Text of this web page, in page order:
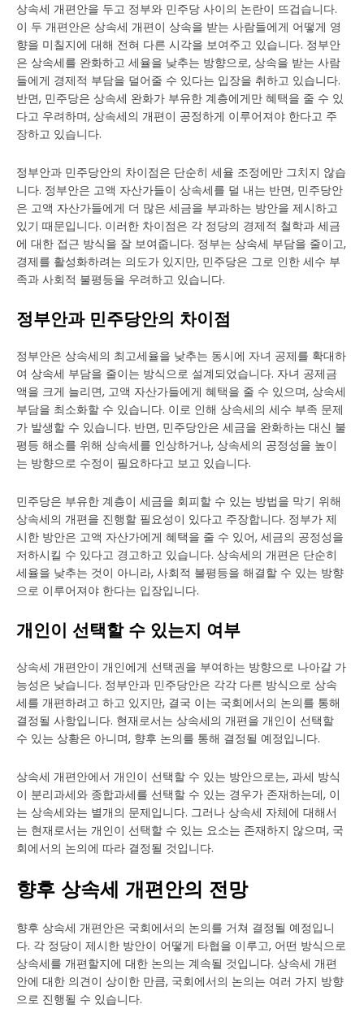
상속세 개편안을 두고 정부와 민주당 사이의 논란이 뜨겁습니다.
이 두 개편안은 상속세 개편이 상속을 받는 사람들에게 어떻게 영
향을 미칠지에 대해 전혀 다른 시각을 보여주고 있습니다. 정부안
은 상속세를 완화하고 세율을 낮추는 방향으로, 상속을 받는 사람
들에게 경제적 부담을 덜어줄 수 있다는 입장을 취하고 있습니다.
반면, 민주당은 상속세 완화가 부유한 계층에게만 혜택을 줄 수 있
다고 우려하며, 상속세의 개편이 공정하게 이루어져야 한다고 주
장하고 있습니다.
정부안과 민주당안의 차이점은 단순히 세율 조정에만 그치지 않습
니다. 정부안은 고액 자산가들이 상속세를 덜 내는 반면, 민주당안
은 고액 자산가들에게 더 많은 세금을 부과하는 방안을 제시하고
있기 때문입니다. 이러한 차이점은 각 정당의 경제적 철학과 세금
에 대한 접근 방식을 잘 보여줍니다. 정부는 상속세 부담을 줄이고,
경제를 활성화하려는 의도가 있지만, 민주당은 그로 인한 세수 부
족과 사회적 불평등을 우려하고 있습니다.
정부안과 민주당안의 차이점
정부안은 상속세의 최고세율을 낮추는 동시에 자녀 공제를 확대하
여 상속세 부담을 줄이는 방식으로 설계되었습니다. 자녀 공제금
액을 크게 늘리면, 고액 자산가들에게 혜택을 줄 수 있으며, 상속세
부담을 최소화할 수 있습니다. 이로 인해 상속세의 세수 부족 문제
가 발생할 수 있습니다. 반면, 민주당안은 세금을 완화하는 대신 불
평등 해소를 위해 상속세를 인상하거나, 상속세의 공정성을 높이
는 방향으로 수정이 필요하다고 보고 있습니다.
민주당은 부유한 계층이 세금을 회피할 수 있는 방법을 막기 위해
상속세의 개편을 진행할 필요성이 있다고 주장합니다. 정부가 제
시한 방안은 고액 자산가에게 혜택을 줄 수 있어, 세금의 공정성을
저하시킬 수 있다고 경고하고 있습니다. 상속세의 개편은 단순히
세율을 낮추는 것이 아니라, 사회적 불평등을 해결할 수 있는 방향
으로 이루어져야 한다는 입장입니다.
개인이 선택할 수 있는지 여부
상속세 개편안이 개인에게 선택권을 부여하는 방향으로 나아갈 가
능성은 낮습니다. 정부안과 민주당안은 각각 다른 방식으로 상속
세를 개편하려고 하고 있지만, 결국 이는 국회에서의 논의를 통해
결정될 사항입니다. 현재로서는 상속세의 개편을 개인이 선택할
수 있는 상황은 아니며, 향후 논의를 통해 결정될 예정입니다.
상속세 개편안에서 개인이 선택할 수 있는 방안으로는, 과세 방식
이 분리과세와 종합과세를 선택할 수 있는 경우가 존재하는데, 이
는 상속세와는 별개의 문제입니다. 그러나 상속세 자체에 대해서
는 현재로서는 개인이 선택할 수 있는 요소는 존재하지 않으며, 국
회에서의 논의에 따라 결정될 것입니다.
향후 상속세 개편안의 전망
향후 상속세 개편안은 국회에서의 논의를 거쳐 결정될 예정입니
다. 각 정당이 제시한 방안이 어떻게 타협을 이루고, 어떤 방식으로
상속세를 개편할지에 대한 논의는 계속될 것입니다. 상속세 개편
안에 대한 의견이 상이한 만큼, 국회에서의 논의는 여러 가지 방향
으로 진행될 수 있습니다.